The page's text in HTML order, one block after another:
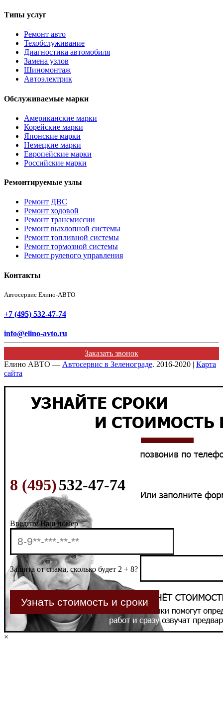
Типы услуг
Ремонт авто
Техобслуживание
Диагностика автомобиля
Замена узлов
Шиномонтаж
Автоэлектрик
Обслуживаемые марки
Американские марки
Корейские марки
Японские марки
Немецкие марки
Европейские марки
Российские марки
Ремонтируемые узлы
Ремонт ДВС
Ремонт ходовой
Ремонт трансмиссии
Ремонт выхлопной системы
Ремонт топливной системы
Ремонт тормозной системы
Ремонт рулевого управления
Контакты
Автосервис Елино-АВТО
+7 (495) 532-47-74
info@elino-avto.ru
Заказать звонок
Елино АВТО — Автосервис в Зеленограде. 2016-2020 | Карта
сайта
8 (495)532-47-74
Введите Ваш номер
Защита от спама, сколько будет 2 + 8?
×